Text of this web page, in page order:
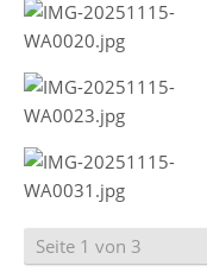
Seite 1 von 3